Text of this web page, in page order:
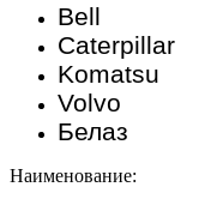
Bell
Caterpillar
Komatsu
Volvo
Белаз
Наименование: